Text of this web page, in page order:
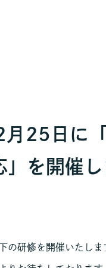
25日に
を開催し
の研修を開催いたし